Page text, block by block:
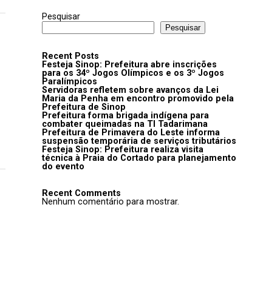
Pesquisar
Pesquisar
Recent Posts
Festeja Sinop: Prefeitura abre inscrições
para os 34º Jogos Olímpicos e os 3º Jogos
Paralímpicos
Servidoras refletem sobre avanços da Lei
Maria da Penha em encontro promovido pela
Prefeitura de Sinop
Prefeitura forma brigada indígena para
combater queimadas na TI Tadarimana
Prefeitura de Primavera do Leste informa
suspensão temporária de serviços tributários
Festeja Sinop: Prefeitura realiza visita
técnica à Praia do Cortado para planejamento
do evento
Recent Comments
Nenhum comentário para mostrar.